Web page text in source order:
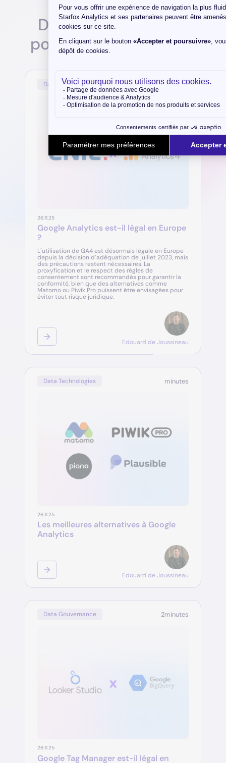
D'autres articles qui
pourraient vous plaire
Data Gouvernance 8 minutes
26.11.25
Google Analytics est-il légal en Europe
?
L’utilisation de GA4 est désormais légale en Europe
depuis la décision d’adéquation de juillet 2023, mais
des précautions restent nécessaires. La
proxyfication et le respect des règles de
consentement sont recommandés pour garantir la
conformité, bien que des alternatives comme
Matomo ou Piwik Pro puissent être envisagées pour
éviter tout risque juridique.
Edouard de Joussineau
Data Technologies minutes
26.11.25
Les meilleures alternatives à Google
Analytics
Edouard de Joussineau
Data Gouvernance 2minutes
26.11.25
Google Tag Manager est-il légal en